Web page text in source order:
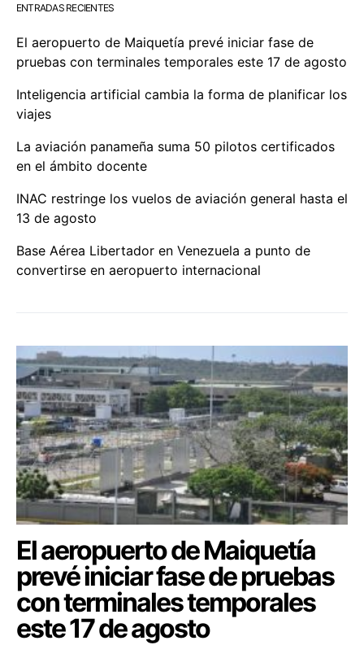
ENTRADAS RECIENTES
El aeropuerto de Maiquetía prevé iniciar fase de
pruebas con terminales temporales este 17 de agosto
Inteligencia artificial cambia la forma de planificar los
viajes
La aviación panameña suma 50 pilotos certificados
en el ámbito docente
INAC restringe los vuelos de aviación general hasta el
13 de agosto
Base Aérea Libertador en Venezuela a punto de
convertirse en aeropuerto internacional
El aeropuerto de Maiquetía
prevé iniciar fase de pruebas
con terminales temporales
este 17 de agosto